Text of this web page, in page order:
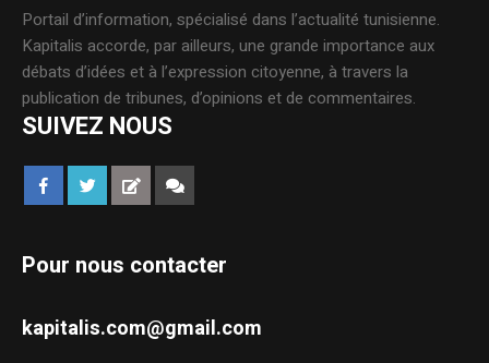
Portail d’information, spécialisé dans l’actualité tunisienne.
Kapitalis accorde, par ailleurs, une grande importance aux
débats d’idées et à l’expression citoyenne, à travers la
publication de tribunes, d’opinions et de commentaires.
SUIVEZ NOUS
Pour nous contacter
kapitalis.com@gmail.com